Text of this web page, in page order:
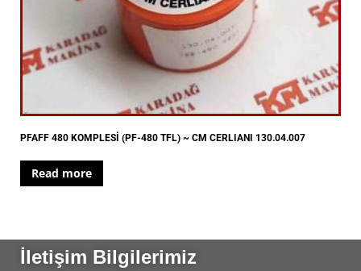
PFAFF 480 KOMPLESİ (PF-480 TFL) ~ CM CERLIANI 130.04.007
Read more
İletişim Bilgilerimiz